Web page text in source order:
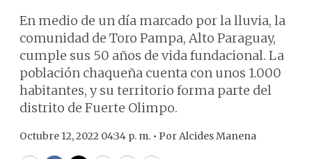
En medio de un día marcado por la lluvia, la
comunidad de Toro Pampa, Alto Paraguay,
cumple sus 50 años de vida fundacional. La
población chaqueña cuenta con unos 1.000
habitantes, y su territorio forma parte del
distrito de Fuerte Olimpo.
Octubre 12, 2022 04:34 p. m. • PorAlcides Manena